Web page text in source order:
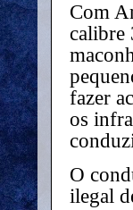
Com
calibre
fazer
os
O
ilegal